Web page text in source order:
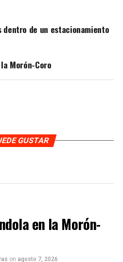
dentro de un estacionamiento
Morón-Coro
GUSTAR
en la Morón-
on agosto 7, 2026